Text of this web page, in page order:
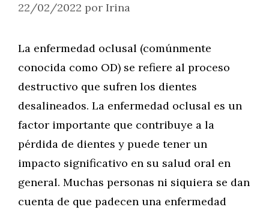
22/02/2022 por Irina
La enfermedad oclusal (comúnmente
conocida como OD) se refiere al proceso
destructivo que sufren los dientes
desalineados. La enfermedad oclusal es un
factor importante que contribuye a la
pérdida de dientes y puede tener un
impacto significativo en su salud oral en
general. Muchas personas ni siquiera se dan
cuenta de que padecen una enfermedad